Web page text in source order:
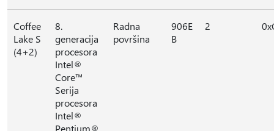
Coffee
Lake S
(4+2)
8.
generacija
procesora
Intel®
Core™
Serija
procesora
Intel®
Pentium®
Radna
površina
906E
B
2